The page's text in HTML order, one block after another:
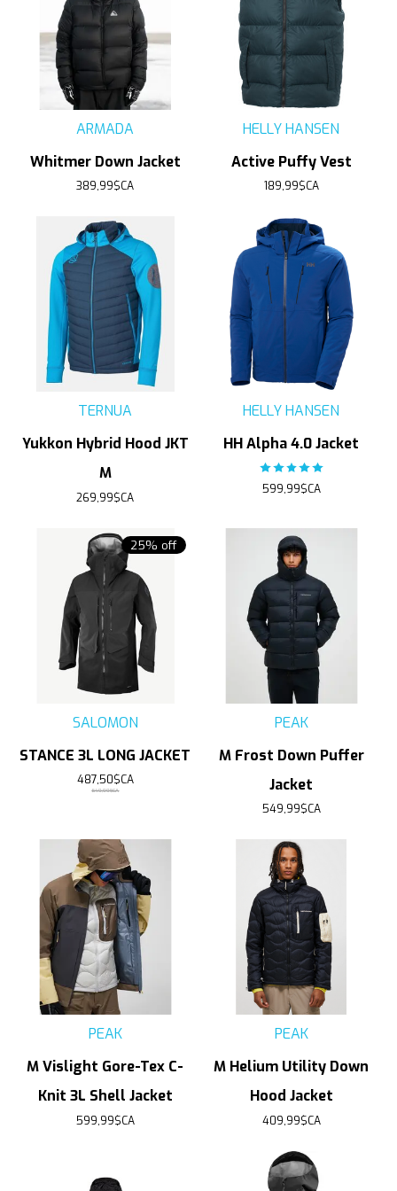
ARMADA
Whitmer Down Jacket
389,99$CA
HELLY HANSEN
Active Puffy Vest
189,99$CA
TERNUA
Yukkon Hybrid Hood JKT
M
269,99$CA
HELLY HANSEN
HH Alpha 4.0 Jacket
The rating of this
599,99$CA
25% off
SALOMON
STANCE 3L LONG JACKET
487,50$CA
649,99$CA
PEAK
M Frost Down Puffer
Jacket
549,99$CA
PEAK
M Vislight Gore-Tex C-
Knit 3L Shell Jacket
599,99$CA
PEAK
M Helium Utility Down
Hood Jacket
409,99$CA